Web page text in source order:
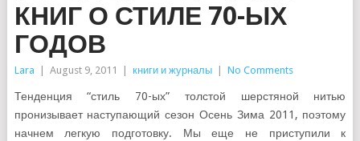
КНИГ О СТИЛЕ 70-ЫХ
ГОДОВ
Lara August 9, 2011 книги и журналы No Comments
Тенденция “стиль 70-ых” толстой шерстяной нитью
пронизывает наступающий сезон Осень Зима 2011, поэтому
начнем легкую подготовку. Мы еще не приступили к